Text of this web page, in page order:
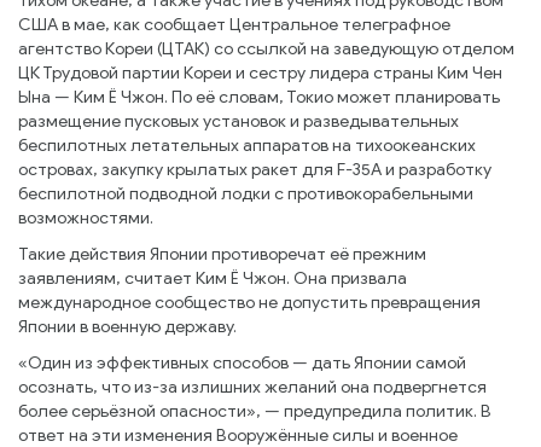
США в мае, как сообщает Центральное телеграфное
агентство Кореи (ЦТАК) со ссылкой на заведующую отделом
ЦК Трудовой партии Кореи и сестру лидера страны Ким Чен
Ына — Ким Ё Чжон. По её словам, Токио может планировать
размещение пусковых установок и разведывательных
беспилотных летательных аппаратов на тихоокеанских
островах, закупку крылатых ракет для F-35A и разработку
беспилотной подводной лодки с противокорабельными
возможностями.
Такие действия Японии противоречат её прежним
заявлениям, считает Ким Ё Чжон. Она призвала
международное сообщество не допустить превращения
Японии в военную державу.
«Один из эффективных способов — дать Японии самой
осознать, что из-за излишних желаний она подвергнется
более серьёзной опасности», — предупредила политик. В
ответ на эти изменения Вооружённые силы и военное